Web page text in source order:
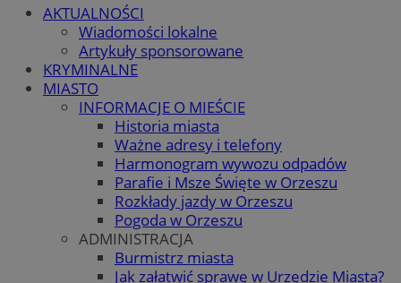
AKTUALNOŚCI
Wiadomości lokalne
Artykuły sponsorowane
KRYMINALNE
MIASTO
INFORMACJE O MIEŚCIE
Historia miasta
Ważne adresy i telefony
Harmonogram wywozu odpadów
Parafie i Msze Święte w Orzeszu
Rozkłady jazdy w Orzeszu
Pogoda w Orzeszu
ADMINISTRACJA
Burmistrz miasta
Jak załatwić sprawę w Urzędzie Miasta?